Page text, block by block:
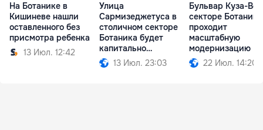
На Ботанике в
Кишиневе нашли
оставленного без
присмотра ребенка
13 Июл. 12:42
Улица
Сармизеджетуса в
столичном секторе
Ботаника будет
капитально
отремонтирована
13 Июл. 23:03
Бульвар Куза-
секторе Ботаника
проходит
масштабную
модернизацию
22 Июл. 14:20